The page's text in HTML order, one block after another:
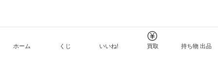
ホーム くじ いいね! 買取 持ち物 出品